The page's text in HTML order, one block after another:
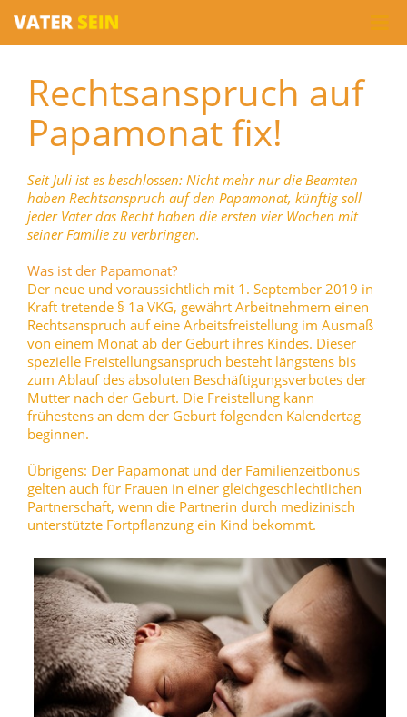
Rechtsanspruch auf
Papamonat fix!
Seit Juli ist es beschlossen: Nicht mehr nur die Beamten
haben Rechtsanspruch auf den Papamonat, künftig soll
jeder Vater das Recht haben die ersten vier Wochen mit
seiner Familie zu verbringen.
Was ist der Papamonat?
Der neue und voraussichtlich mit 1. September 2019 in
Kraft tretende § 1a VKG, gewährt Arbeitnehmern einen
Rechtsanspruch auf eine Arbeitsfreistellung im Ausmaß
von einem Monat ab der Geburt ihres Kindes. Dieser
spezielle Freistellungsanspruch besteht längstens bis
zum Ablauf des absoluten Beschäftigungsverbotes der
Mutter nach der Geburt. Die Freistellung kann
frühestens an dem der Geburt folgenden Kalendertag
beginnen.
Übrigens: Der Papamonat und der Familienzeitbonus
gelten auch für Frauen in einer gleichgeschlechtlichen
Partnerschaft, wenn die Partnerin durch medizinisch
unterstützte Fortpflanzung ein Kind bekommt.